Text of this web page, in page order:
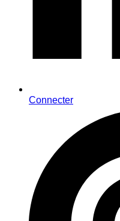
Connecter